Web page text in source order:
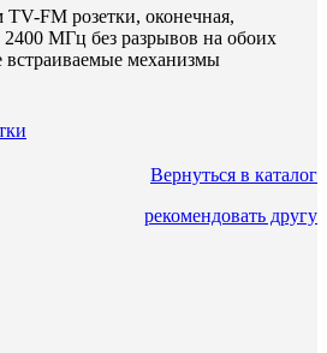
FM розетки, оконечная,
МГц без разрывов на обоих
встраиваемые механизмы
Вернуться в каталог
рекомендовать другу